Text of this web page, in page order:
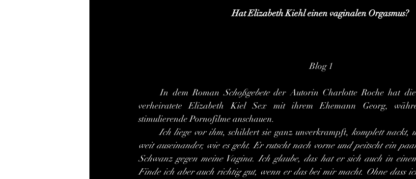
Hat Elizabeth Kiehl einen vaginalen Orgasmus?
Blog 1
	In dem Roman
Schoßgebete der Autorin Charlotte Roche hat
verheiratete Elizabeth Kiel Sex mit ihrem Ehemann Georg,
stimulierende Pornofilme anschauen.
	Ich liege vor ihm
, schildert sie ganz unverkrampft, komplett nackt,
weit auseinander, wie es geht. Er rutscht nach vorne und peitscht ein
Schwanz gegen meine Vagina. Ich glaube, das hat er sich auch in
Finde ich aber auch richtig gut, wenn er das bei mir macht. Ohne dass